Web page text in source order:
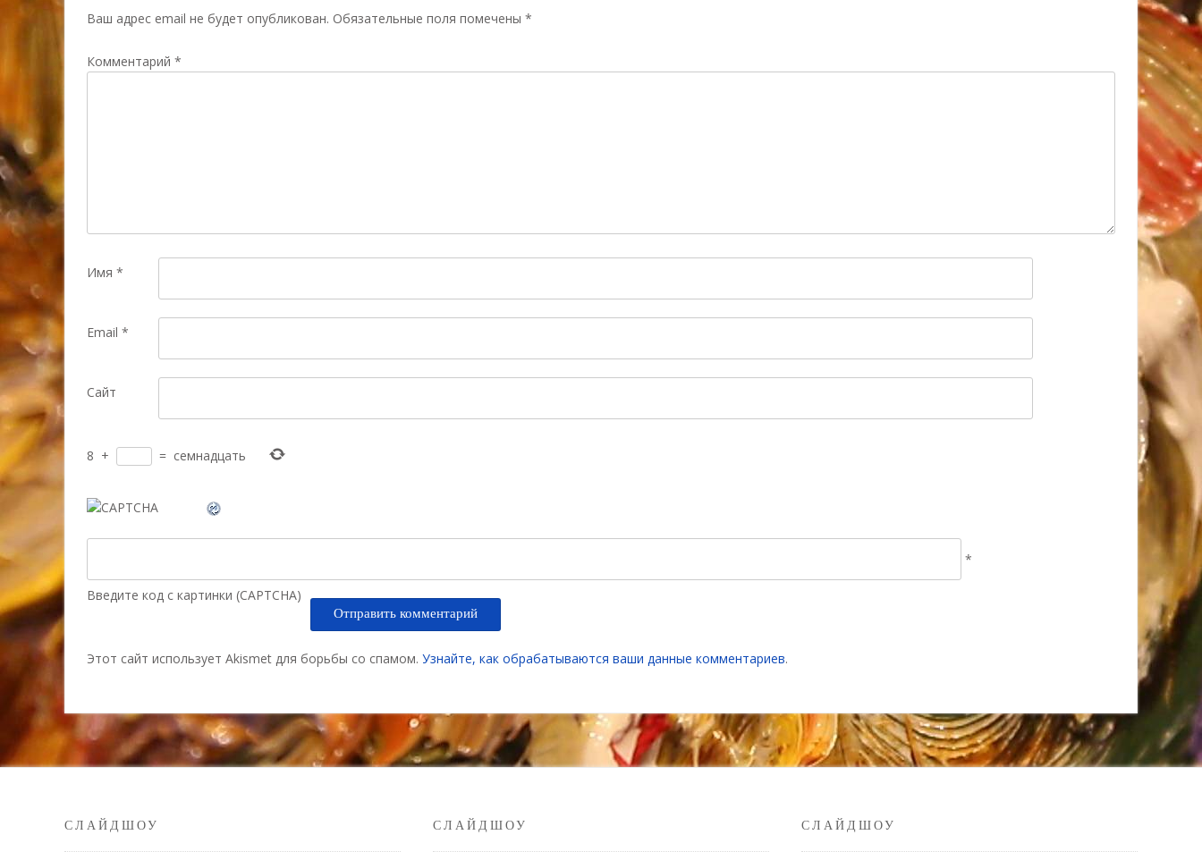
Ваш адрес email не будет опубликован. Обязательные поля помечены *
Комментарий *
Имя *
Email *
Сайт
8 + = семнадцать
Введите код с картинки (CAPTCHA)
*
Этот сайт использует Akismet для борьбы со спамом. Узнайте, как обрабатываются ваши данные комментариев.
СЛАЙДШОУ СЛАЙДШОУ СЛАЙДШОУ